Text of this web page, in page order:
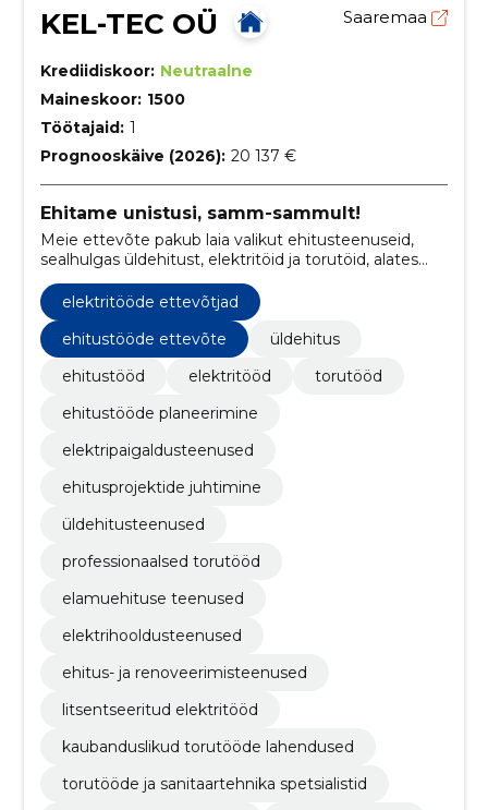
KEL-TEC OÜ Saaremaa
Krediidiskoor: Neutraalne
Maineskoor: 1500
Töötajaid: 1
Prognooskäive (2026): 20 137 €
Ehitame unistusi, samm-sammult!
Meie ettevõte pakub laia valikut ehitusteenuseid,
sealhulgas üldehitust, elektritöid ja torutöid, alates
esialgsest planeerimisest kuni lõpliku teostuseni
elektritööde ettevõtjad
ehitustööde ettevõte
üldehitus
ehitustööd
elektritööd
torutööd
ehitustööde planeerimine
elektripaigaldusteenused
ehitusprojektide juhtimine
üldehitusteenused
professionaalsed torutööd
elamuehituse teenused
elektrihooldusteenused
ehitus- ja renoveerimisteenused
litsentseeritud elektritööd
kaubanduslikud torutööde lahendused
torutööde ja sanitaartehnika spetsialistid